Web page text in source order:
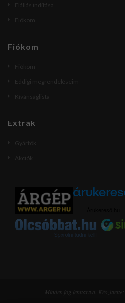
Elállás indítása
Fiókom
Fiókom
Fiókom
Eddigi megrendeléseim
Kívánságlista
Extrák
Gyártók
Akciók
Minden jog fenttartva. Készíttette: